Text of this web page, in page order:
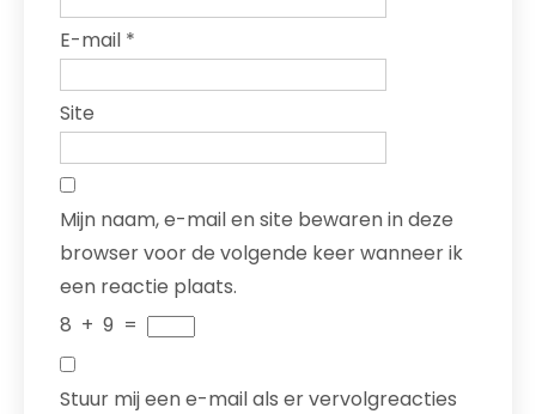
E-mail *
Site
Mijn naam, e-mail en site bewaren in deze
browser voor de volgende keer wanneer ik
een reactie plaats.
8 + 9 =
Stuur mij een e-mail als er vervolgreacties